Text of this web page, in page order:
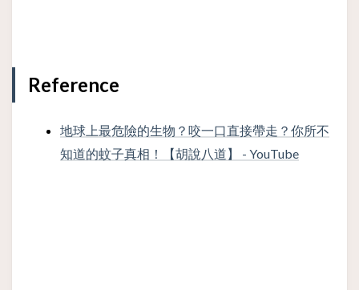
Reference
地球上最危險的生物？咬一口直接帶走？你所不
知道的蚊子真相！【胡說八道】 - YouTube